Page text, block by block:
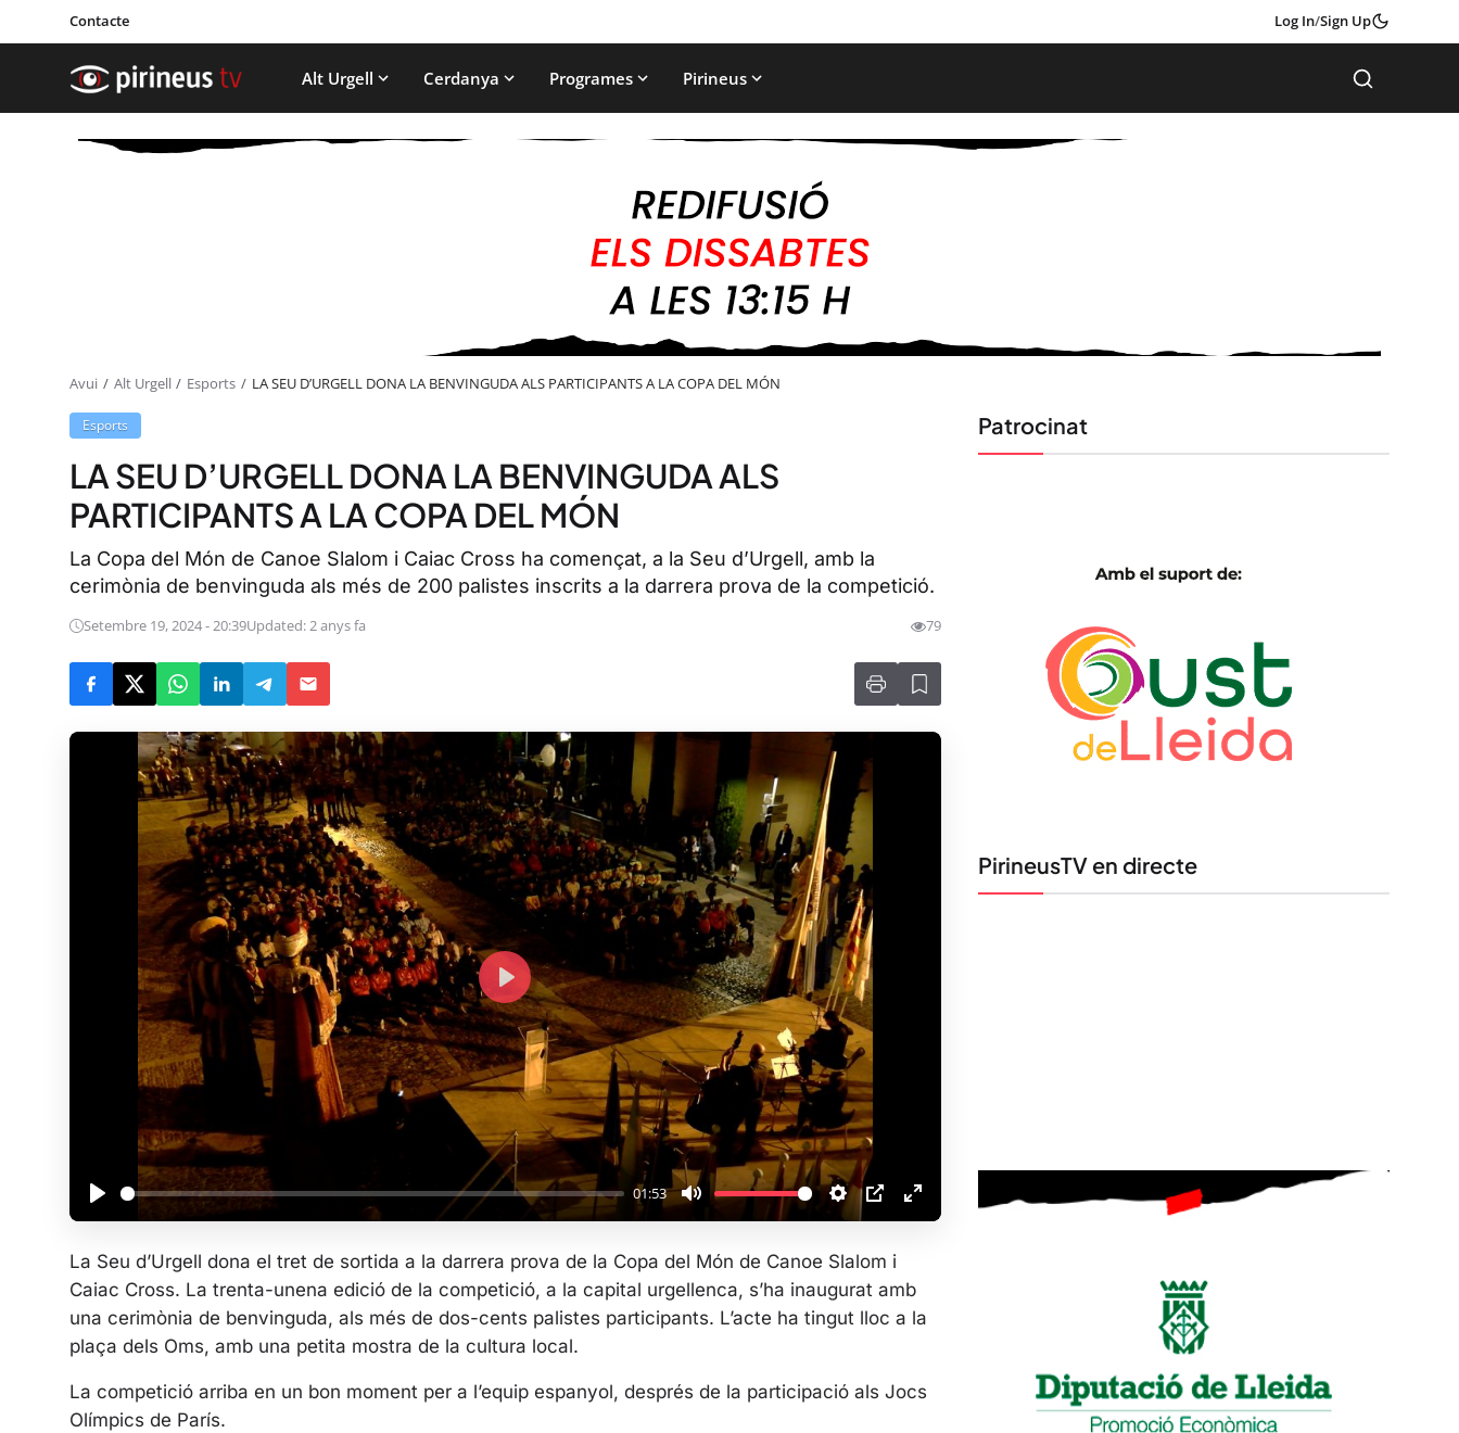
Contacte Log In/Sign Up
Alt Urgell Cerdanya Programes Pirineus
Avui Alt Urgell Esports LA SEU D’URGELL DONA LA BENVINGUDA ALS PARTICIPANTS A LA COPA DEL MÓN
Esports
LA SEU D’URGELL DONA LA BENVINGUDA ALS
PARTICIPANTS A LA COPA DEL MÓN
La Copa del Món de Canoe Slalom i Caiac Cross ha començat, a la Seu d’Urgell, amb la
cerimònia de benvinguda als més de 200 palistes inscrits a la darrera prova de la competició.
Setembre 19, 2024 - 20:39Updated: 2 anys fa 79
P
a
y
01:53
M
t
e
S
t
t
i
g
s
P
P
E
e
r
l
P
l
a
y
La Seu d’Urgell dona el tret de sortida a la darrera prova de la Copa del Món de Canoe Slalom i
Caiac Cross. La trenta-unena edició de la competició, a la capital urgellenca, s’ha inaugurat amb
una cerimònia de benvinguda, als més de dos-cents palistes participants. L’acte ha tingut lloc a la
plaça dels Oms, amb una petita mostra de la cultura local.
La competició arriba en un bon moment per a l’equip espanyol, després de la participació als Jocs
Olímpics de París.
Patrocinat
PirineusTV en directe